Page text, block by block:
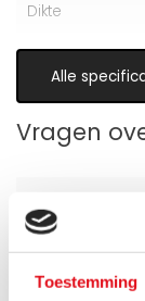
Toestemming
Dikte
Alle
Vragen
Is een